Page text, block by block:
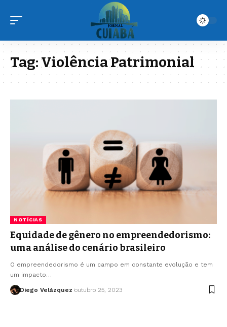
Tag:Violência Patrimonial
NOTÍCIAS
Equidade de gênero no empreendedorismo:
uma análise do cenário brasileiro
O empreendedorismo é um campo em constante evolução e tem
um impacto…
Diego Velázquez outubro 25, 2023